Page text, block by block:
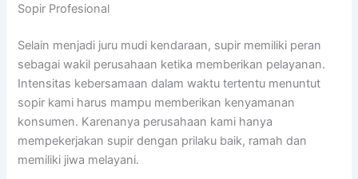
Sopir Profesional
Selain menjadi juru mudi kendaraan, supir memiliki peran
sebagai wakil perusahaan ketika memberikan pelayanan.
Intensitas kebersamaan dalam waktu tertentu menuntut
sopir kami harus mampu memberikan kenyamanan
konsumen. Karenanya perusahaan kami hanya
mempekerjakan supir dengan prilaku baik, ramah dan
memiliki jiwa melayani.